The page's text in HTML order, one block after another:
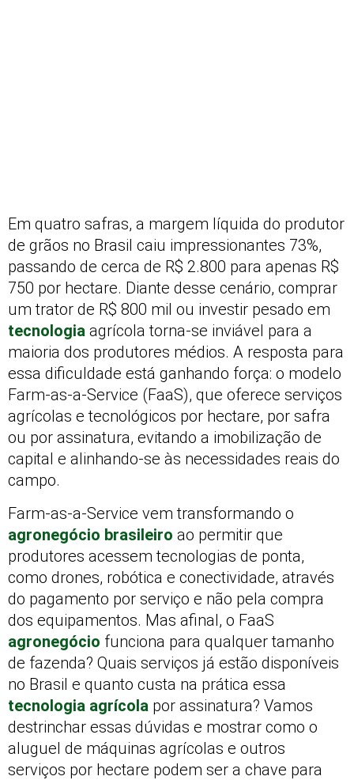
Em quatro safras, a margem líquida do produtor
de grãos no Brasil caiu impressionantes 73%,
passando de cerca de R$ 2.800 para apenas R$
750 por hectare. Diante desse cenário, comprar
um trator de R$ 800 mil ou investir pesado em
tecnologia agrícola torna-se inviável para a
maioria dos produtores médios. A resposta para
essa dificuldade está ganhando força: o modelo
Farm-as-a-Service (FaaS), que oferece serviços
agrícolas e tecnológicos por hectare, por safra
ou por assinatura, evitando a imobilização de
capital e alinhando-se às necessidades reais do
campo.
Farm-as-a-Service vem transformando o
agronegócio brasileiro ao permitir que
produtores acessem tecnologias de ponta,
como drones, robótica e conectividade, através
do pagamento por serviço e não pela compra
dos equipamentos. Mas afinal, o FaaS
agronegócio funciona para qualquer tamanho
de fazenda? Quais serviços já estão disponíveis
no Brasil e quanto custa na prática essa
tecnologia agrícola por assinatura? Vamos
destrinchar essas dúvidas e mostrar como o
aluguel de máquinas agrícolas e outros
serviços por hectare podem ser a chave para